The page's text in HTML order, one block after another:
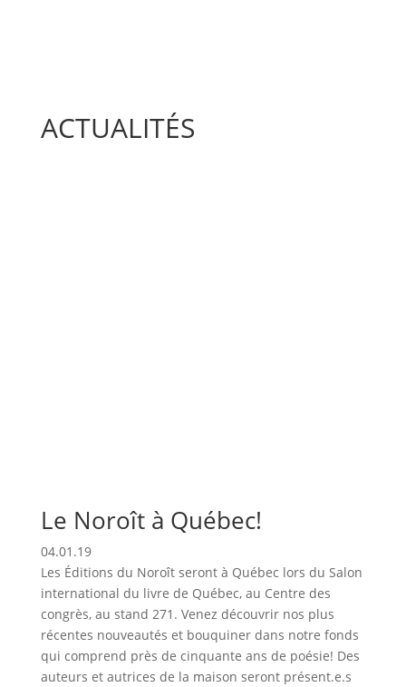
ACTUALITÉS
Le Noroît à Québec!
04.01.19
Les Éditions du Noroît seront à Québec lors du Salon
international du livre de Québec, au Centre des
congrès, au stand 271. Venez découvrir nos plus
récentes nouveautés et bouquiner dans notre fonds
qui comprend près de cinquante ans de poésie! Des
auteurs et autrices de la maison seront présent.e.s